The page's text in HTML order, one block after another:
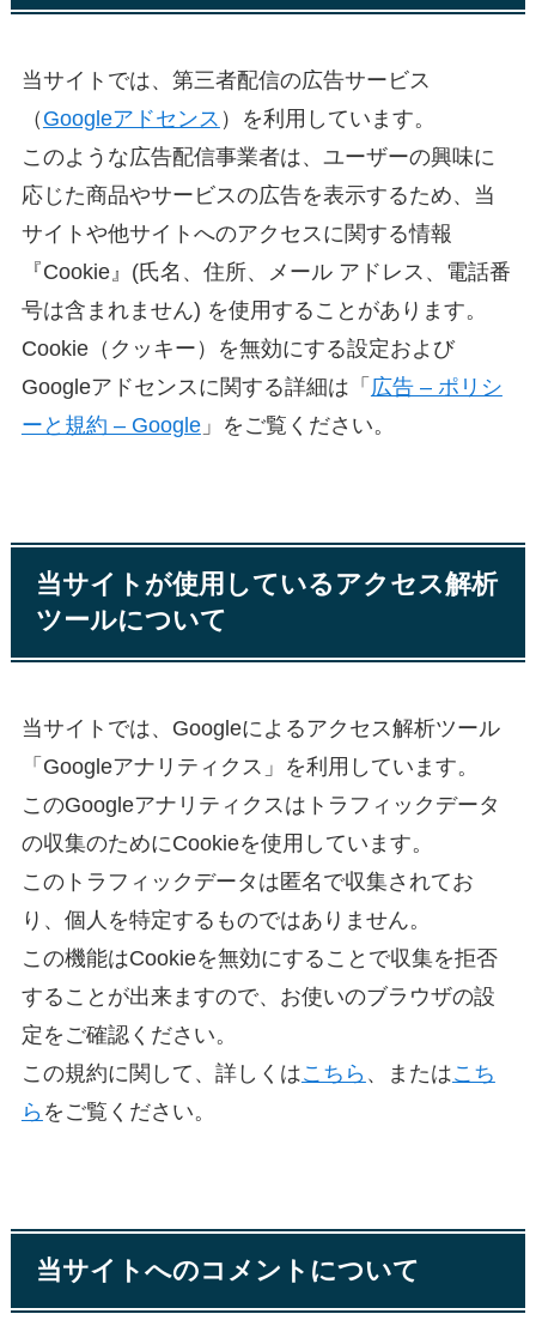
当サイトでは、第三者配信の広告サービス
（ Googleアドセンス ）を利用しています。
このような広告配信事業者は、ユーザーの興味に
応じた商品やサービスの広告を表示するため、当
サイトや他サイトへのアクセスに関する情報
『Cookie』(氏名、住所、メール アドレス、電話番
号は含まれません) を使用することがあります。
Cookie（クッキー）を無効にする設定および
Googleアドセンスに関する詳細は「 広告 – ポリシ
ーと規約 – Google」をご覧ください。
当サイトが使用しているアクセス解析
ツールについて
当サイトでは、Googleによるアクセス解析ツール
「Googleアナリティクス」を利用しています。
このGoogleアナリティクスはトラフィックデータ
の収集のためにCookieを使用しています。
このトラフィックデータは匿名で収集されてお
り、個人を特定するものではありません。
この機能はCookieを無効にすることで収集を拒否
することが出来ますので、お使いのブラウザの設
定をご確認ください。
この規約に関して、詳しくはこちら 、またはこち
ら をご覧ください。
当サイトへのコメントについて